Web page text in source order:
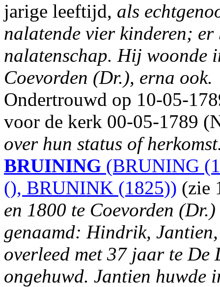
jarige leeftijd, als
nalatende vier kinderen;
nalatenschap. Hij woonde
Coevorden (Dr.), erna ook.
Ondertrouwd op 10-05-
voor de kerk 00-05-1789
over hun status of
BRUINING (BRUNING
(), BRUNINK (1825)) (zie
en 1800 te Coevorden
genaamd: Hindrik,
overleed met 37 jaar te De
ongehuwd. Jantien huwde